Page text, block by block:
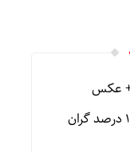
عکس
اظهارات همتی درباره دلار/ دلار ۱۶ درصد گران